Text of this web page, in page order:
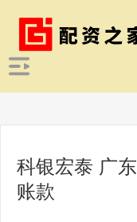
科银宏泰 广
账款